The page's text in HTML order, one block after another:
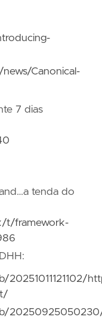
Canonical-
7 dias
tenda do
t/framework-
20251011121102/